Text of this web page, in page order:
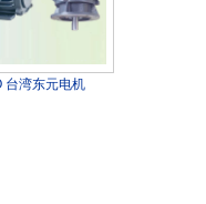
台湾东元电机